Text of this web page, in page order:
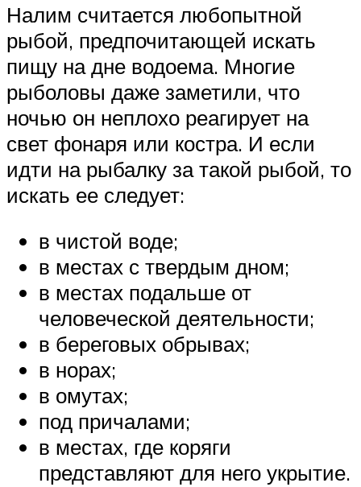
Налим считается любопытной
рыбой, предпочитающей искать
пищу на дне водоема. Многие
рыболовы даже заметили, что
ночью он неплохо реагирует на
свет фонаря или костра. И если
идти на рыбалку за такой рыбой, то
искать ее следует:
в чистой воде;
в местах с твердым дном;
в местах подальше от
человеческой деятельности;
в береговых обрывах;
в норах;
в омутах;
под причалами;
в местах, где коряги
представляют для него укрытие.